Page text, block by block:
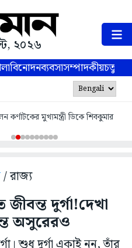
২০২৬
বিনোদনব্যবসাসম্পাদকীয়
কর্ণাটকের মুখ্যমন্ত্রী ডিকে শিবকুমার
/ রাজ্য
দুর্গা!দেখা
অসুরেরও